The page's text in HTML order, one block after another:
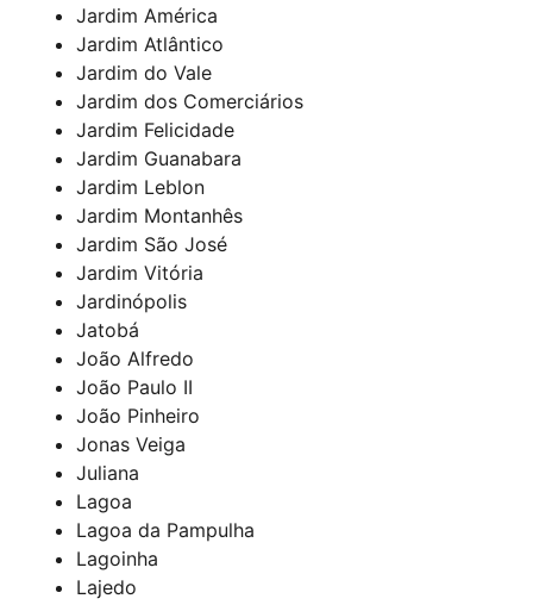
Jardim América
Jardim Atlântico
Jardim do Vale
Jardim dos Comerciários
Jardim Felicidade
Jardim Guanabara
Jardim Leblon
Jardim Montanhês
Jardim São José
Jardim Vitória
Jardinópolis
Jatobá
João Alfredo
João Paulo II
João Pinheiro
Jonas Veiga
Juliana
Lagoa
Lagoa da Pampulha
Lagoinha
Lajedo